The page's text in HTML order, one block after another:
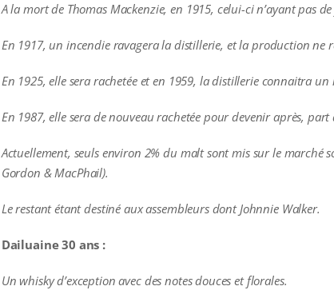
A la mort de Thomas Mackenzie, en 1915, celui-ci n’ayant pas
En 1917, un incendie ravagera la distillerie, et la production ne
En 1925, elle sera rachetée et en 1959, la distillerie connaitra un
En 1987, elle sera de nouveau rachetée pour devenir après,
Actuellement, seuls environ 2% du malt sont mis sur le marché
Gordon & MacPhail).
Le restant étant destiné aux assembleurs dont Johnnie Walker.
Dailuaine 30 ans :
Un whisky d’exception avec des notes douces et florales.